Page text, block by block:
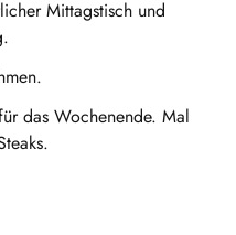
Mittagstisch und
das Wochenende. Mal